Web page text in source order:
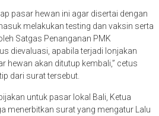
pasar hewan ini agar disertai dengan
melakukan testing dan vaksin serta
Satgas Penanganan PMK
dievaluasi, apabila terjadi lonjakan
hewan akan ditutup kembali,” cetus
dari surat tersebut.
untuk pasar lokal Bali, Ketua
menerbitkan surat yang mengatur Lalu